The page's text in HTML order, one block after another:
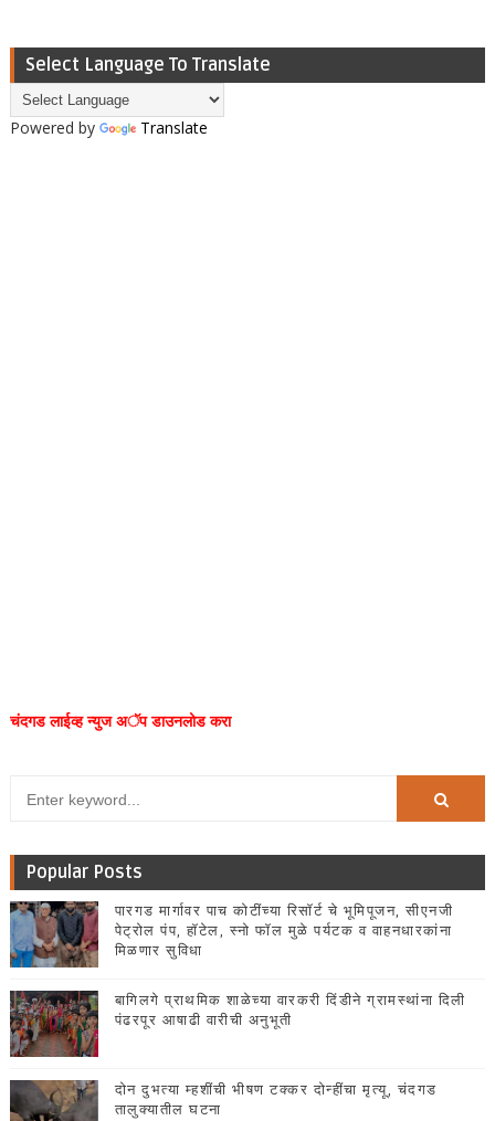
Select Language To Translate
Powered by Translate
चंदगड लाईव्ह न्युज अॅप डाउनलोड करा
Popular Posts
पारगड मार्गावर पाच कोटींच्या रिसॉर्ट चे भूमिपूजन, सीएनजी
पेट्रोल पंप, हॉटेल, स्नो फॉल मुळे पर्यटक व वाहनधारकांना
मिळणार सुविधा
बागिलगे प्राथमिक शाळेच्या वारकरी दिंडीने ग्रामस्थांना दिली
पंढरपूर आषाढी वारीची अनुभूती
दोन दुभत्या म्हशींची भीषण टक्कर दोन्हींचा मृत्यू, चंदगड
तालुक्यातील घटना